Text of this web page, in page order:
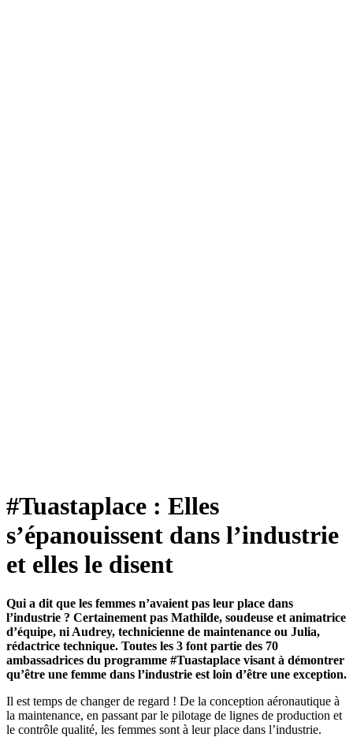
#Tuastaplace : Elles
s’épanouissent dans l’industrie
et elles le disent
Qui a dit que les femmes n’avaient pas leur place dans
l’industrie ? Certainement pas Mathilde, soudeuse et animatrice
d’équipe, ni Audrey, technicienne de maintenance ou Julia,
rédactrice technique. Toutes les 3 font partie des 70
ambassadrices du programme #Tuastaplace visant à démontrer
qu’être une femme dans l’industrie est loin d’être une exception.
Il est temps de changer de regard ! De la conception aéronautique à
la maintenance, en passant par le pilotage de lignes de production et
le contrôle qualité, les femmes sont à leur place dans l’industrie.